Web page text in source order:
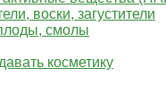
воски, загустители
смолы
косметику